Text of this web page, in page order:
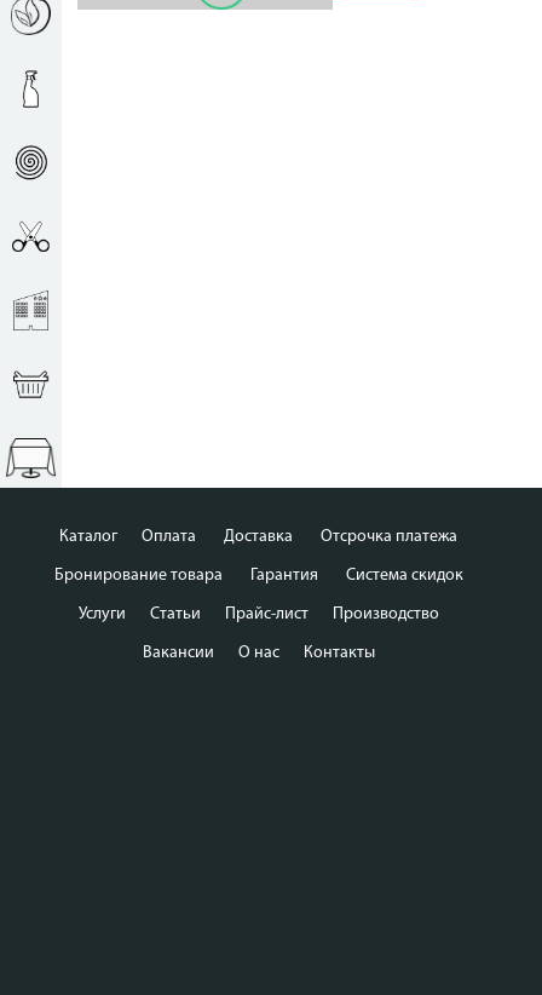
Каталог Оплата Доставка Отсрочка платежа
Бронирование товара Гарантия Система скидок
Услуги Статьи Прайс-лист Производство
Вакансии О нас Контакты